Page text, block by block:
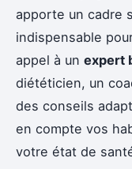
apporte un cadre
indispensable
appel à un expert
diététicien, un
des conseils
en compte vos
votre état de